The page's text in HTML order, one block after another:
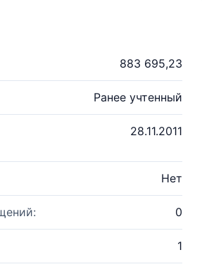
883 695,23
Ранее учтенный
28.11.2011
Нет
0
1